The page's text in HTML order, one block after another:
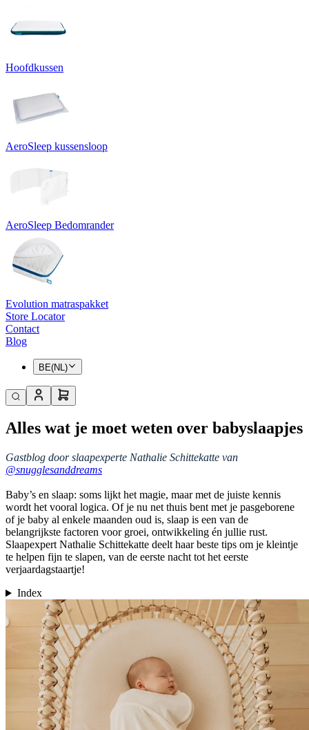
Hoofdkussen
AeroSleep kussensloop
AeroSleep Bedomrander
Evolution matraspakket
Store Locator
Contact
Blog
BE(NL)
Alles wat je moet weten over babyslaapjes
Gastblog door slaapexperte Nathalie Schittekatte van
@snugglesanddreams
Baby’s en slaap: soms lijkt het magie, maar met de juiste kennis
wordt het vooral logica. Of je nu net thuis bent met je pasgeborene
of je baby al enkele maanden oud is, slaap is een van de
belangrijkste factoren voor groei, ontwikkeling én jullie rust.
Slaapexpert Nathalie Schittekatte deelt haar beste tips om je kleintje
te helpen fijn te slapen, van de eerste nacht tot het eerste
verjaardagstaartje!
Index